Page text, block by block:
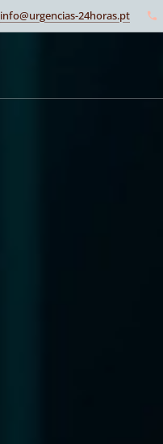
info@urgencias-24horas.pt